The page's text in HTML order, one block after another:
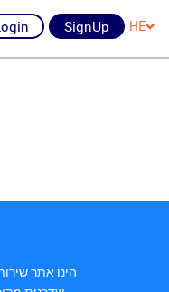
SignUp HE
הינו אתר